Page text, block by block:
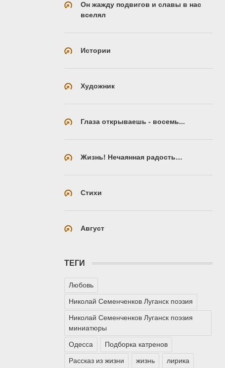
Он жажду подвигов и славы в нас
вселял
Истории
Художник
Глаза открываешь - восемь...
Жизнь! Нечаянная радость…
Стихи
Август
ТЕГИ
Любовь
Николай Семенченков Луганск поэзия
Николай Семенченков Луганск поэзия
миниатюры
Одесса Подборка катренов
Рассказ из жизни жизнь лирика